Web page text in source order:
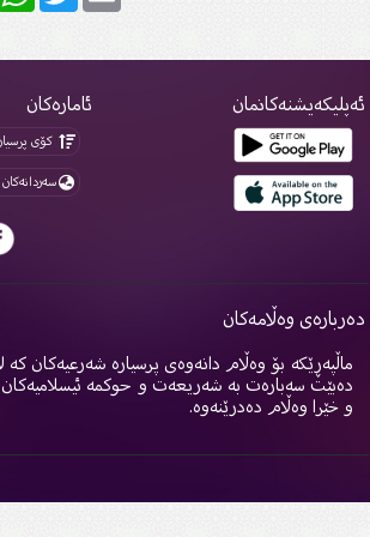
ئامارەکان
کۆی
سەردانەکان
وەڵامەکان
ماڵپەڕێکە بۆ وەڵام دانەوەی پرسیارە شەرعیەکان کە
دەبێت سەبارەت بە شەریعەت و حوکمە ئیسلامیەکان،
و خێرا وەڵام دەدرێنەوە.